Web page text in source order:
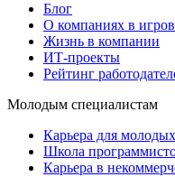
Блог
О компаниях в
Жизнь в компании
ИТ-проекты
Рейтинг
Молодым специалистам
Карьера для
Школа
Карьера в